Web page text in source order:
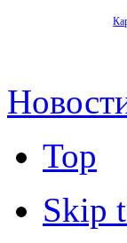
Top
Skip